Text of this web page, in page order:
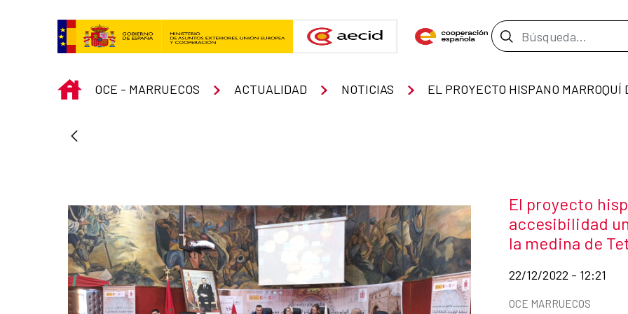
Barra de
INICIO
OCE - MARRUECOS ACTUALIDAD NOTICIAS
Título de la
El proyecto
accesibilidad
la medina de
Fecha de publicación
22/12/2022 - 12:21
Categorías de la noticia
OCE MARRUECOS